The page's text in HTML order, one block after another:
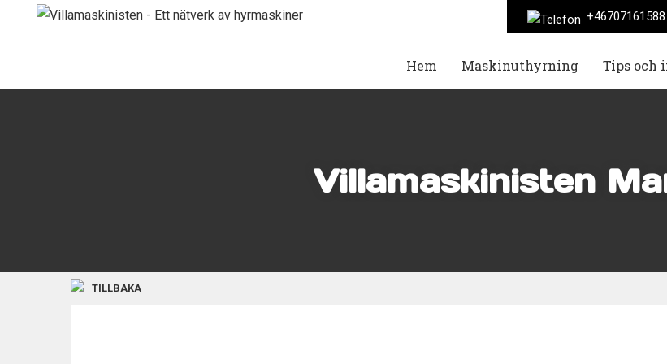
Hem Maskinuthyrning Tips och
+46707161588
Villamaskinisten
TILLBAKA